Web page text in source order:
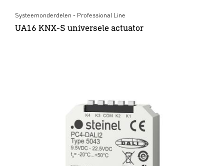
Systeemonderdelen - Professional Line
UA16 KNX-S universele actuator